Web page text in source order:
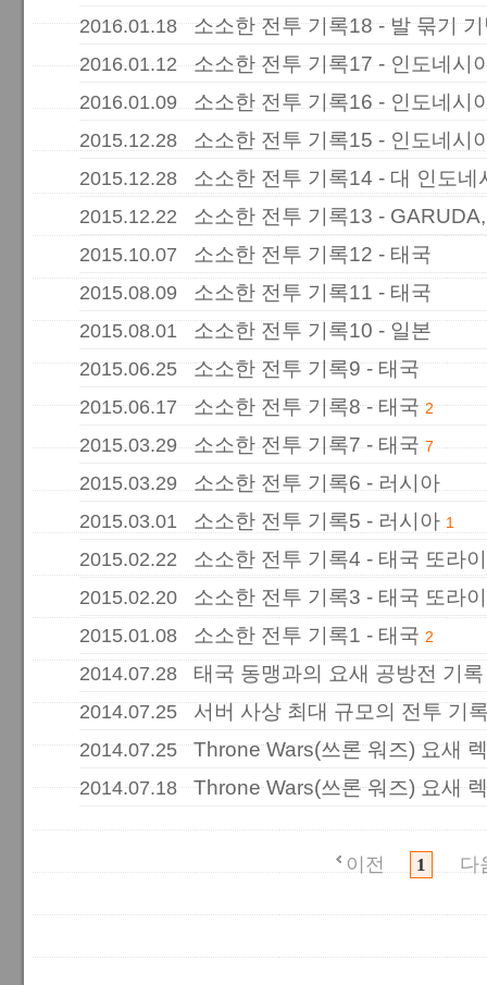
2016.01.18 소소한 전투 기록18 - 발 묶기
2016.01.12 소소한 전투 기록17 - 인도네시
2016.01.09 소소한 전투 기록16 - 인도네시
2015.12.28 소소한 전투 기록15 - 인도네시
2015.12.28 소소한 전투 기록14 - 대 인도네
2015.12.22 소소한 전투 기록13 -
2015.10.07 소소한 전투 기록12 - 태국
2015.08.09 소소한 전투 기록11 - 태국
2015.08.01 소소한 전투 기록10 - 일본
2015.06.25 소소한 전투 기록9 - 태국
2015.06.17 소소한 전투 기록8 - 태국 2
2015.03.29 소소한 전투 기록7 - 태국 7
2015.03.29 소소한 전투 기록6 - 러시아
2015.03.01 소소한 전투 기록5 - 러시아 1
2015.02.22 소소한 전투 기록4 - 태국 또라이
2015.02.20 소소한 전투 기록3 - 태국 또라이
2015.01.08 소소한 전투 기록1 - 태국 2
2014.07.28 태국 동맹과의 요새 공방전 기록
2014.07.25 서버 사상 최대 규모의 전투 기
2014.07.25 Throne Wars(쓰론 워즈) 요새
2014.07.18 Throne Wars(쓰론 워즈) 요새
이전 1 다